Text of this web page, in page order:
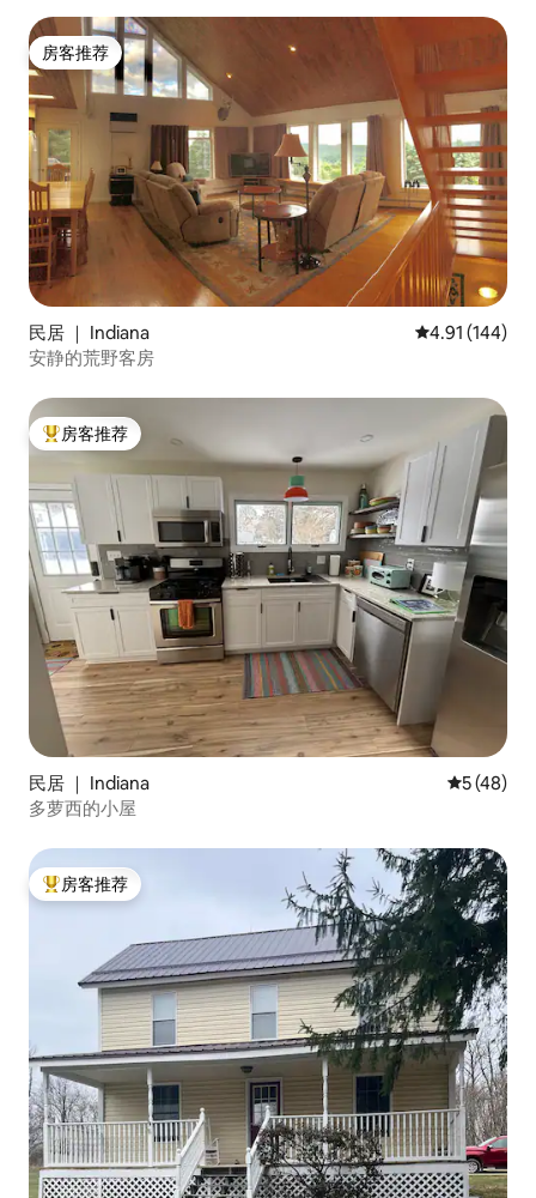
房客推荐
房客推荐
民居 ｜ Indiana 平均评分 4.91
4.91 (144)
安静的荒野客房
热门「房客推荐」
房客推荐
民居 ｜ Indiana 平均评分
5 (48)
多萝西的小屋
热门「房客推荐」
房客推荐